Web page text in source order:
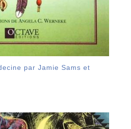
par Jamie Sams et